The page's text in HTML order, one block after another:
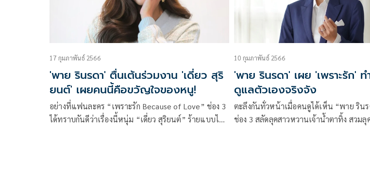
17 กุมภาพันธ์ 2566
'พาย รินรดา' ตื่นเต้นร่วมงาน 'เดี่ยว สุริ
ยนต์' เผยคนนี้คือขวัญใจของหนู!
อย่างที่แฟนละคร “เพราะรัก Because of Love” ช่อง 3
ได้ทราบกันดีว่าเรื่องนี้หนุ่ม “เดี่ยว สุริยนต์” ร้ายแบบไม่
10 กุมภาพันธ์ 2566
'พาย รินรดา' เผย 'เพราะรัก' ท
ดูแลตัวเองจริงจัง
ตะลึงกันทั่วหน้าเมื่อคนดูได้เห็น “พาย รินร
ช่อง 3 สลัดลุคสาวหวานเจ้าน้ำตาทิ้ง สวมลุ